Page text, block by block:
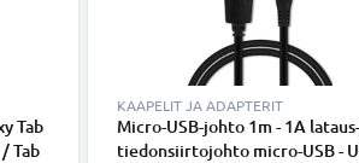
Tab
Tab
KAAPELIT JA ADAPTERIT
Micro-USB-johto 1m - 1A
tiedonsiirtojohto micro-USB -